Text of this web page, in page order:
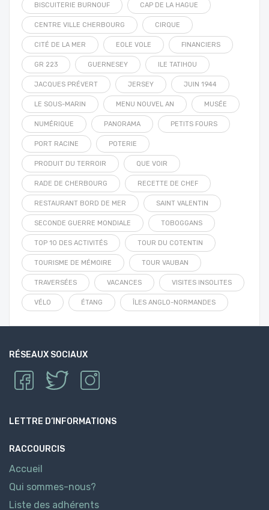
BISCUITERIE BURNOUF CAP DE LA HAGUE
CENTRE VILLE CHERBOURG CIRQUE
CITÉ DE LA MER EOLE VOLE FINANCIERS
GR 223 GUERNESEY ILE TATIHOU
JACQUES PRÉVERT JERSEY JUIN 1944
LE SOUS-MARIN MENU NOUVEL AN MUSÉE
NUMÉRIQUE PANORAMA PETITS FOURS
PORT RACINE POTERIE
PRODUIT DU TERROIR QUE VOIR
RADE DE CHERBOURG RECETTE DE CHEF
RESTAURANT BORD DE MER SAINT VALENTIN
SECONDE GUERRE MONDIALE TOBOGGANS
TOP 10 DES ACTIVITÉS TOUR DU COTENTIN
TOURISME DE MÉMOIRE TOUR VAUBAN
TRAVERSÉES VACANCES VISITES INSOLITES
VÉLO ÉTANG ÎLES ANGLO-NORMANDES
RÉSEAUX SOCIAUX
LETTRE D’INFORMATIONS
RACCOURCIS
Accueil
Qui sommes-nous?
Liste des adhérents